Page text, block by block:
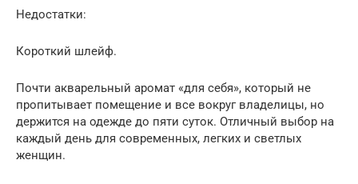
Недостатки:
Короткий шлейф.
Почти акварельный аромат «для себя», который не
пропитывает помещение и все вокруг владелицы, но
держится на одежде до пяти суток. Отличный выбор на
каждый день для современных, легких и светлых
женщин.